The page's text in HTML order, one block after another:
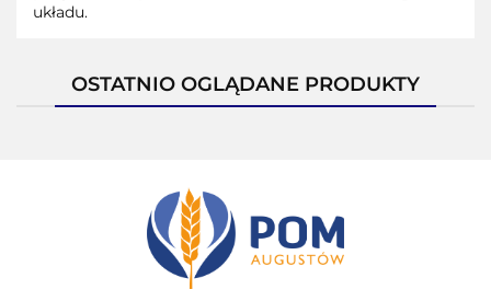
układu.
OSTATNIO OGLĄDANE PRODUKTY